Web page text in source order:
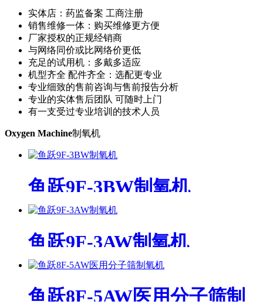
实体店：药监备案 工商注册
销售维修一体：购买维修更方便
厂家授权的正规经销商
与网络同价或比网络价更低
充足的试用机：多戴多适应
机型齐全 配件齐全：选配更专业
专业细致的售前咨询与售前报告分析
专业的实体售后团队 可随时上门
有一支受过专业培训的技术人员
Oxygen Machine制氧机
鱼跃9F-3BW制氧机
鱼跃9F-3AW制氧机
鱼跃8F-5AW医用分子筛制